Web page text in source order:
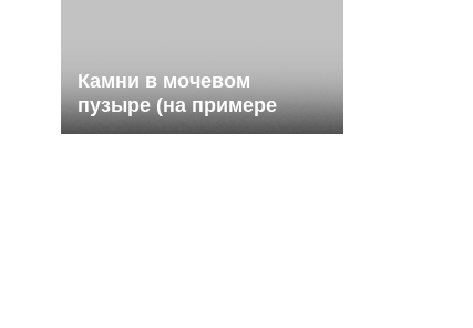
Камни в мочевом
пузыре (на примере
морской свинки).